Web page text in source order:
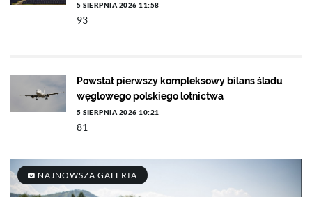
5 SIERPNIA 2026 11:58
93
Powstał pierwszy kompleksowy bilans śladu
węglowego polskiego lotnictwa
5 SIERPNIA 2026 10:21
81
NAJNOWSZA GALERIA